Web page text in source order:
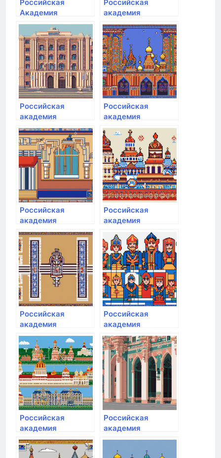
Российская
Академия
народного
хозяйства и
Государственной
службы при
Президенте РФ
Российская
академия
народного
хозяйства и
государственной
службы при
Президенте РФ
Российская
академия
народного
хозяйства и
государственной
службы при
Президенте РФ
Российская
академия
народного
хозяйства и
государственной
службы при
Президенте РФ
Российская
академия
народного
хозяйства и
государственной
службы при
Президенте РФ
Российская
академия
хозяйства и
государственной
службы при
Президенте РФ
Российская
академия
народного
хозяйства и
государственной
службы при
Президенте РФ
Российская
академия
народного
хозяйства и
государственной
службы при
Президенте РФ
Российская
академия
народного
хозяйства и
Российская
академия
народного
хозяйства и